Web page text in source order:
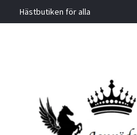
Hästbutiken för alla